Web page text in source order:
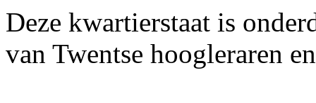
Deze kwartierstaat is
van Twentse hoogleraren